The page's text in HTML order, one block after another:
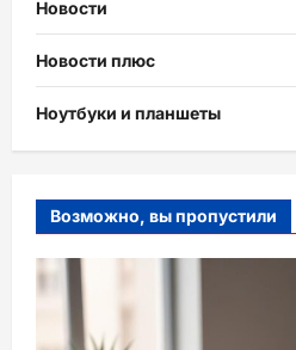
Новости
Новости плюс
Ноутбуки и планшеты
Возможно, вы пропустили